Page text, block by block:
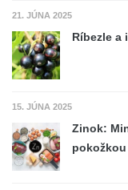
21. JÚNA 2025
Ríbezle a
15. JÚNA 2025
Zinok: